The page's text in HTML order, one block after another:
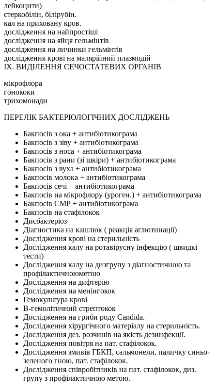
лейкоцити)
стеркобілін, білірубін.
кал на приховану кров.
дослідження на найпростіші
дослідження на яйця гельмінтів
дослідження на личинки гельмінтів
дослідження крові на малярійний плазмодій
IX. ВИДІЛЕННЯ СЕЧОСТАТЕВИХ ОРГАНІВ
мікрофлора
гонококи
трихомонади
ПЕРЕЛІК БАКТЕРІОЛОГІЧНИХ ДОСЛІДЖЕНЬ
Бакпосів з ока + антибіотикограма
Бакпосів з зіву + антибіотикограма
Бакпосів з носа + антибіотикограма
Бакпосів з рани (зі шкіри) + антибіотикограма
Бакпосів з вуха + антибіотикограма
Бакпосів молока + антибіотикограма
Бакпосів сечі + антибіотикограма
Бакпосів на мікрофлору (урогeн.) + антибіотикограма
Бакпосів СМР + антибіотикограма
Бакпосів на стафілокок
Дисбактеріоз
Діагностика на кашлюк ( реакція аглютинації)
Дослідження крові на стерильність
Дослідження калу на ротавірусну інфекцію ( швидкі
тести)
Дослідження калу на дизгрупу з діагностичною та
профілактичноюметою
Дослідження на дифтерію
Дослідження на менінгокок
Гемокультура крові
В-гемолітичний стрептокок
Дослідження на гриби роду Candida.
Дослідження хірургічного матеріалу на стерильність.
Дослідження дез. розчинів на якість дезинфекції.
Дослідження повітря на пат. стафілокок.
Дослідження змивів ГБКП, сальмонели, паличку синьо-
зеленого гною, пат. стафілокок.
Дослідження співробітників на пат. стафілокок, диз.
групу з профілактичною метою.